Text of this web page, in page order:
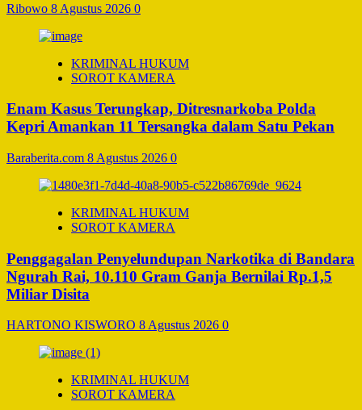
Ribowo 8 Agustus 2026 0
KRIMINAL HUKUM
SOROT KAMERA
Enam Kasus Terungkap, Ditresnarkoba Polda
Kepri Amankan 11 Tersangka dalam Satu Pekan
Baraberita.com 8 Agustus 2026 0
KRIMINAL HUKUM
SOROT KAMERA
Penggagalan Penyelundupan Narkotika di Bandara
Ngurah Rai, 10.110 Gram Ganja Bernilai Rp.1,5
Miliar Disita
HARTONO KISWORO 8 Agustus 2026 0
KRIMINAL HUKUM
SOROT KAMERA